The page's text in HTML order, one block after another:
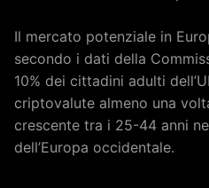
Il mercato potenziale in
secondo i dati della
10% dei cittadini adulti
criptovalute almeno una
crescente tra i 25-44 anni
dell’Europa occidentale.